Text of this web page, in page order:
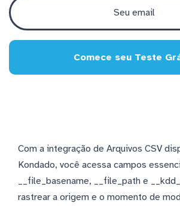
Comece seu Teste
Com a integração de Arquivos CSV
Kondado, você acessa campos
__file_basename, __file_path e
rastrear a origem e o momento de